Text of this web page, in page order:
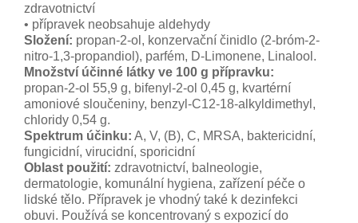
zdravotnictví
• přípravek neobsahuje aldehydy
Složení: propan-2-ol, konzervační činidlo (2-bróm-2-
nitro-1,3-propandiol), parfém, D-Limonene, Linalool.
Množství účinné látky ve 100 g přípravku:
propan-2-ol 55,9 g, bifenyl-2-ol 0,45 g, kvartérní
amoniové sloučeniny, benzyl-C12-18-alkyldimethyl,
chloridy 0,54 g.
Spektrum účinku: A, V, (B), C, MRSA, baktericidní,
fungicidní, virucidní, sporicidní
Oblast použití: zdravotnictví, balneologie,
dermatologie, komunální hygiena, zařízení péče o
lidské tělo. Přípravek je vhodný také k dezinfekci
obuvi. Používá se koncentrovaný s expozicí do